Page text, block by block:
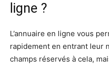
ligne ?
L’annuaire en ligne vous
rapidement en entrant leur
champs réservés à cela,